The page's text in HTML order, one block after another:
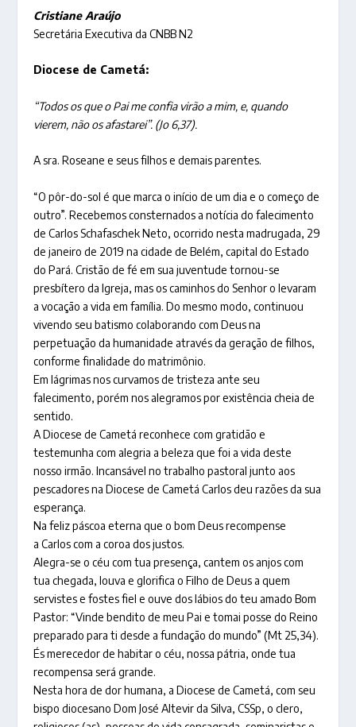
Cristiane Araújo
Secretária Executiva da CNBB N2
Diocese de Cametá:
“Todos os que o Pai me confia virão a mim, e, quando
vierem, não os afastarei”. (Jo 6,37).
A sra. Roseane e seus filhos e demais parentes.
“O pôr-do-sol é que marca o início de um dia e o começo de
outro”. Recebemos consternados a notícia do falecimento
de Carlos Schafaschek Neto, ocorrido nesta madrugada, 29
de janeiro de 2019 na cidade de Belém, capital do Estado
do Pará. Cristão de fé em sua juventude tornou-se
presbítero da Igreja, mas os caminhos do Senhor o levaram
a vocação a vida em família. Do mesmo modo, continuou
vivendo seu batismo colaborando com Deus na
perpetuação da humanidade através da geração de filhos,
conforme finalidade do matrimônio.
Em lágrimas nos curvamos de tristeza ante seu
falecimento, porém nos alegramos por existência cheia de
sentido.
A Diocese de Cametá reconhece com gratidão e
testemunha com alegria a beleza que foi a vida deste
nosso irmão. Incansável no trabalho pastoral junto aos
pescadores na Diocese de Cametá Carlos deu razões da sua
esperança.
Na feliz páscoa eterna que o bom Deus recompense
a Carlos com a coroa dos justos.
Alegra-se o céu com tua presença, cantem os anjos com
tua chegada, louva e glorifica o Filho de Deus a quem
servistes e fostes fiel e ouve dos lábios do teu amado Bom
Pastor: “Vinde bendito de meu Pai e tomai posse do Reino
preparado para ti desde a fundação do mundo” (Mt 25,34).
És merecedor de habitar o céu, nossa pátria, onde tua
recompensa será grande.
Nesta hora de dor humana, a Diocese de Cametá, com seu
bispo diocesano Dom José Altevir da Silva, CSSp, o clero,